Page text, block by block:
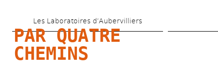
au
contenu
principal
Les Laboratoires d’Aubervilliers
PAR QUATRE
CHEMINS